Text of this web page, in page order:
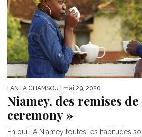
FANTA CHAMSOU | mai 29, 2020
Niamey, des remises
ceremony »
Eh oui ! A Niamey toutes les habitudes